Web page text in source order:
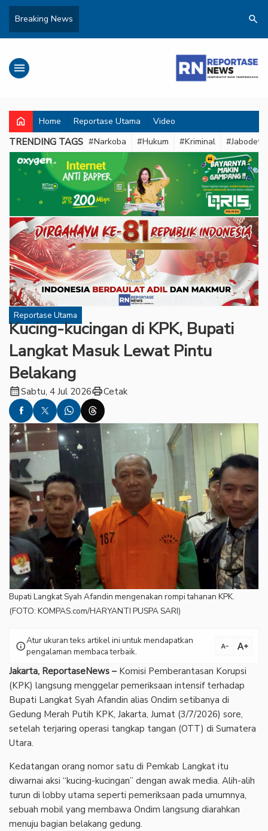
Breaking News search
menu
home Home Reportase Utama Video
TRENDING TAGS #Narkoba #Hukum #Kriminal
Reportase Utama
Kucing-kucingan di KPK, Bupati
Langkat Masuk Lewat Pintu
Belakang
calendar_monthSabtu, 4 Jul 2026printCetak
Bupati Langkat Syah Afandin mengenakan rompi tahanan KPK.
(FOTO: KOMPAS.com/HARYANTI PUSPA SARI)
infoAtur ukuran teks artikel ini untuk mendapatkan
pengalaman membaca terbaik.
text_decrease text_increase
Jakarta, ReportaseNews – Komisi Pemberantasan Korupsi
(KPK) langsung menggelar pemeriksaan intensif terhadap
Bupati Langkat Syah Afandin alias Ondim setibanya di
Gedung Merah Putih KPK, Jakarta, Jumat (3/7/2026) sore,
setelah terjaring operasi tangkap tangan (OTT) di Sumatera
Utara.
Kedatangan orang nomor satu di Pemkab Langkat itu
diwarnai aksi “kucing-kucingan” dengan awak media. Alih-alih
turun di lobby utama seperti pemeriksaan pada umumnya,
sebuah mobil yang membawa Ondim langsung diarahkan
menuju bagian belakang gedung.